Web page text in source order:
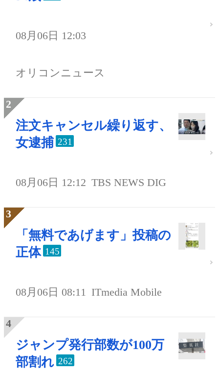
08月06日 12:03
オリコンニュース
注文キャンセル繰り返す、
女逮捕 231
08月06日 12:12 TBS NEWS DIG
「無料であげます」投稿の
正体 145
08月06日 08:11 ITmedia Mobile
ジャンプ発行部数が100万
部割れ 262